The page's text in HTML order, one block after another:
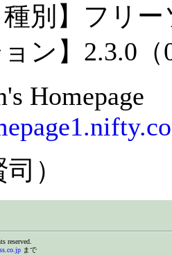
種別】フリ
ョン】2.3.0（
Homepage
）
reserved.
まで